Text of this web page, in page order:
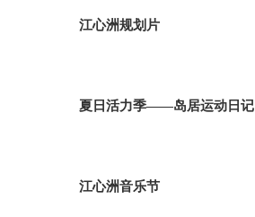
江心洲规划片
夏日活力季——岛居运动日记
江心洲音乐节